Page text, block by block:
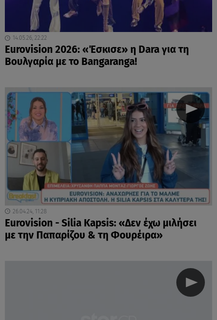
14.05.26, 22:22
Eurovision 2026: «Έσκισε» η Dara για τη
Βουλγαρία με το Bangaranga!
26.04.24, 11:28
Eurovision - Silia Kapsis: «Δεν έχω μιλήσει
με την Παπαρίζου & τη Φουρέιρα»